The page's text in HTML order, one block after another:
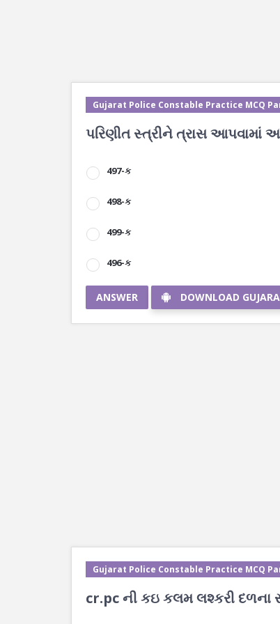
Gujarat Police Constable Practice MCQ
પરિણીત સ્ત્રીને ત્રાસ આપવામાં
497-ક
498-ક
499-ક
496-ક
ANSWER DOWNLOAD
Gujarat Police Constable Practice MCQ
cr.pc ની કઇ કલમ લશ્કરી